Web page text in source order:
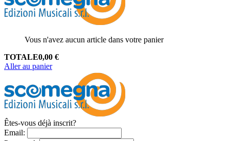
Vous n'avez aucun article dans votre panier
TOTALE0,00 €
Aller au panier
Êtes-vous déjà inscrit?
Email: